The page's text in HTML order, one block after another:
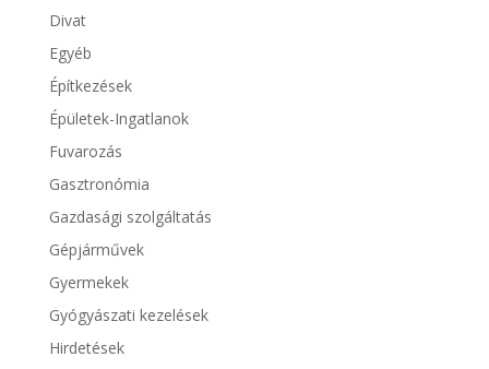
Divat
Egyéb
Építkezések
Épületek-Ingatlanok
Fuvarozás
Gasztronómia
Gazdasági szolgáltatás
Gépjárművek
Gyermekek
Gyógyászati kezelések
Hirdetések